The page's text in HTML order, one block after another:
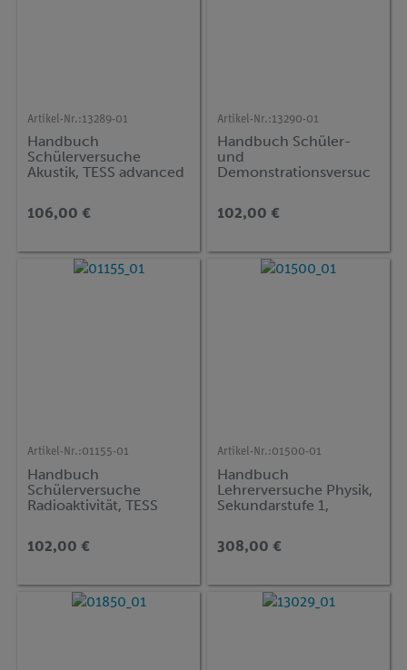
Artikel-Nr.:13289-01
Handbuch
Schülerversuche
Akustik, TESS advanced
106,00 €
Artikel-Nr.:13290-01
Handbuch Schüler-
und
Demonstrationsversuc
inkl. CD-ROM, TESS
102,00 €
Artikel-Nr.:01155-01
Handbuch
Schülerversuche
Radioaktivität, TESS
102,00 €
Artikel-Nr.:01500-01
Handbuch
Lehrerversuche Physik,
Sekundarstufe 1,
Wärme, regenerative
Energie, Elektrik, Optik,
308,00 €